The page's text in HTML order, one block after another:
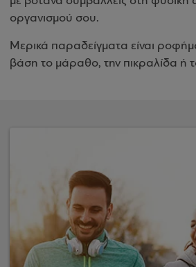
οργανισμού σου.
Μερικά παραδείγματα είναι
βάση το μάραθο, την πικραλίδα ή